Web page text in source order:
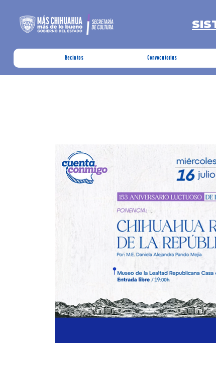
Recintos Convocatorias